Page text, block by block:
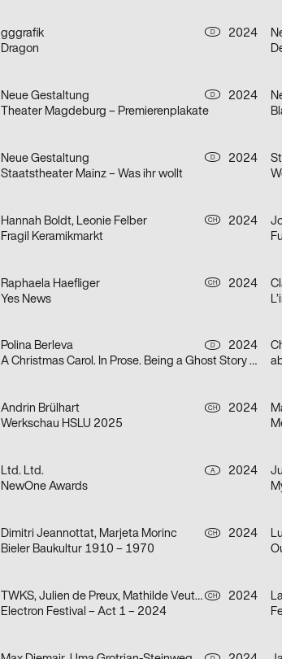
gggrafik D
2024
Dragon
Neue Gestaltung D
2024
Theater Magdeburg – Premierenplakate
Neue Gestaltung D
2024
Staatstheater Mainz – Was ihr wollt
Hannah Boldt, Leonie Felber CH
2024
Fragil Keramikmarkt
Raphaela Haefliger CH
2024
Yes News
Polina Berleva D
2024
A Christmas Carol. In Prose. Being a Ghost Story of Christmas.
Andrin Brülhart CH
2024
Werkschau HSLU 2025
Ltd. Ltd. A
2024
NewOne Awards
Dimitri Jeannottat, Marjeta Morinc CH
2024
Bieler Baukultur 1910 – 1970
TWKS, Julien de Preux, Mathilde Veuthey CH
2024
Electron Festival – Act 1 – 2024